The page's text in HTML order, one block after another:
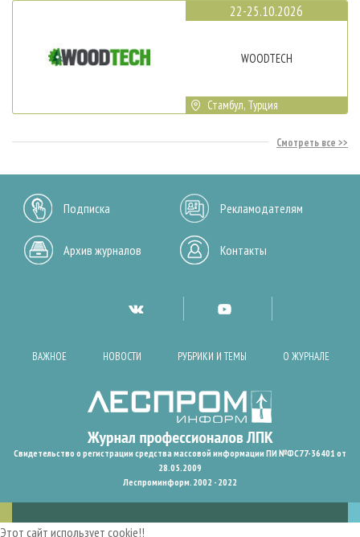
22-25.10.2026
WOODTECH
Стамбул, Турция
Смотреть все
Подписка Рекламодателям
Архив журналов Контакты
ВАЖНОЕ НОВОСТИ РУБРИКИ И ТЕМЫ О ЖУРНАЛЕ
Свидетельство о регистрации средства массовой информации ПИ №ФС77-36401 от
28.05.2009
Леспроминформ. 2002 - 2022
Этот сайт использует cookie!!